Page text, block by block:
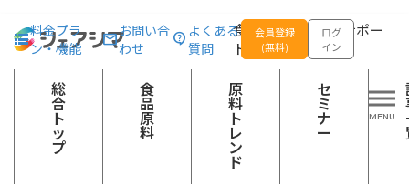
食品の企画開発をサポー
トする
料金プラ
ン・機能
お問い合
わせ
よくある
質問
会員登録
(無料)
ログ
イン
総
合
ト
ッ
プ
食
品
原
料
原
料
ト
レ
ン
ド
セ
ミ
ナ
ー
総合トップ 食品原料 商品特性カテゴリー：その他の農産加工品
原料・キーワード
会社名から検索
原料・絞り込み検
索